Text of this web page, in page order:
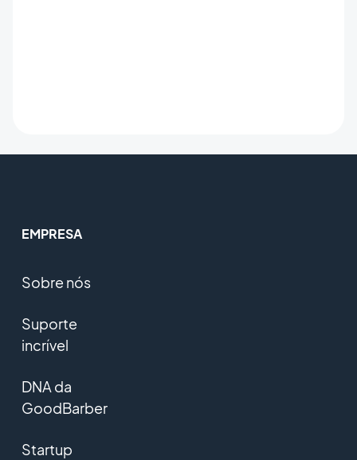
EMPRESA
Sobre nós
Suporte
incrível
DNA da
GoodBarber
Startup